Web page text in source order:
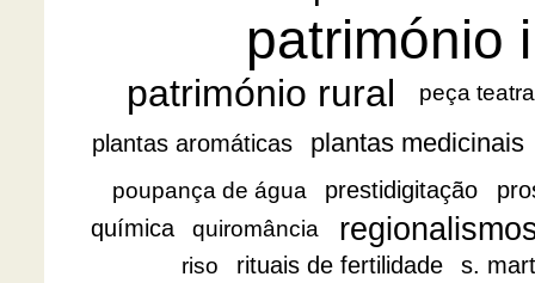
património
património rural peça
plantas aromáticas plantas medicinais
poupança de água prestidigitação
química
quiromância
riso rituais de fertilidade s.